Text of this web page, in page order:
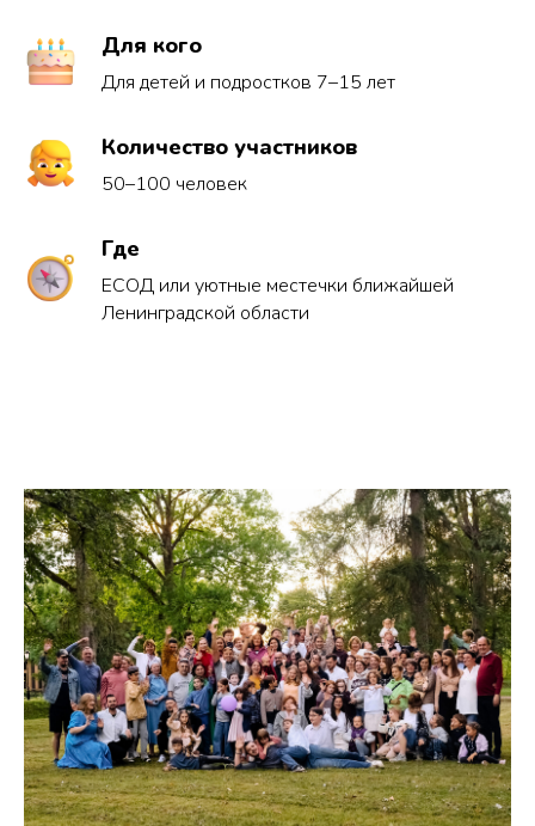
Для кого
Для детей и подростков 7–15 лет
Количество участников
50–100 человек
Где
ЕСОД или уютные местечки ближайшей
Ленинградской области